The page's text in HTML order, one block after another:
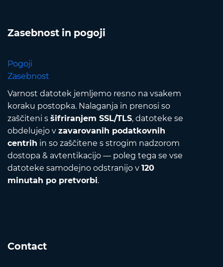
Zasebnost in pogoji
Pogoji
Zasebnost
Varnost datotek jemljemo resno na vsakem
koraku postopka. Nalaganja in prenosi so
zaščiteni s šifriranjem SSL/TLS, datoteke se
obdelujejo v zavarovanih podatkovnih
centrih in so zaščitene s strogim nadzorom
dostopa & avtentikacijo — poleg tega se vse
datoteke samodejno odstranijo v 120
minutah po pretvorbi.
Contact